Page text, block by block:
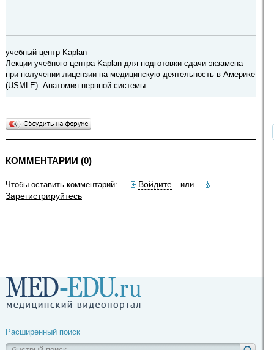
учебный центр Kaplan
Лекции учебного центра Kaplan для подготовки сдачи экзамена
при получении лицензии на медицинскую деятельность в Америке
(USMLE). Анатомия нервной системы
КОММЕНТАРИИ (0)
Чтобы оставить комментарий: Войдите или
Зарегистрируйтесь
Расширенный поиск